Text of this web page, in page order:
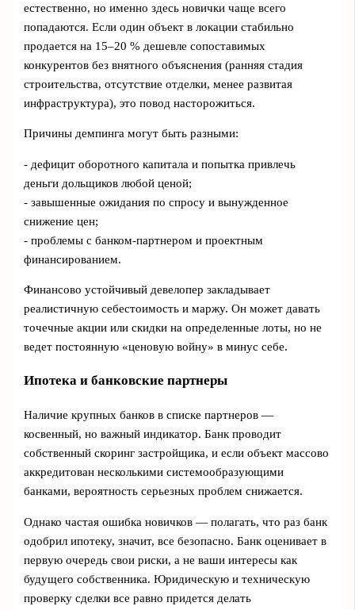
естественно, но именно здесь новички чаще всего
попадаются. Если один объект в локации стабильно
продается на 15–20 % дешевле сопоставимых
конкурентов без внятного объяснения (ранняя стадия
строительства, отсутствие отделки, менее развитая
инфраструктура), это повод насторожиться.
Причины демпинга могут быть разными:
- дефицит оборотного капитала и попытка привлечь
деньги дольщиков любой ценой;
- завышенные ожидания по спросу и вынужденное
снижение цен;
- проблемы с банком-партнером и проектным
финансированием.
Финансово устойчивый девелопер закладывает
реалистичную себестоимость и маржу. Он может давать
точечные акции или скидки на определенные лоты, но не
ведет постоянную «ценовую войну» в минус себе.
Ипотека и банковские партнеры
Наличие крупных банков в списке партнеров —
косвенный, но важный индикатор. Банк проводит
собственный скоринг застройщика, и если объект массово
аккредитован несколькими системообразующими
банками, вероятность серьезных проблем снижается.
Однако частая ошибка новичков — полагать, что раз банк
одобрил ипотеку, значит, все безопасно. Банк оценивает в
первую очередь свои риски, а не ваши интересы как
будущего собственника. Юридическую и техническую
проверку сделки все равно придется делать